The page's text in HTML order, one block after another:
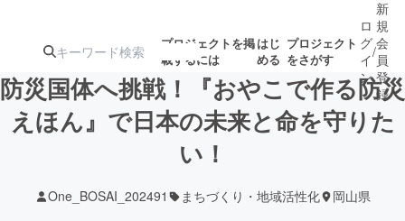
プロジェクトを掲
載するには
はじ
める
プロジェクト
をさがす
注目の新着プロ
ロ
グ
イ
ン
/
新
規
会
員
登
録
防災国体へ挑戦！『おやこで作る防災
えほん』で日本の未来と命を守りた
い！
One_BOSAI_202491 まちづくり・地域活性化 岡山県